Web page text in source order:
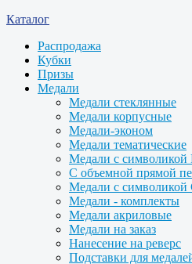
Каталог
Распродажа
Кубки
Призы
Медали
Медали стеклянные
Медали корпусные
Медали-эконом
Медали тематические
Медали с символикой
С объемной прямой
Медали с
Медали - комплекты
Медали акриловые
Медали на заказ
Нанесение на реверс
Подставки для